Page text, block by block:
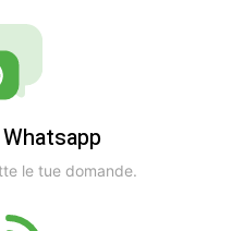
le tue domande.